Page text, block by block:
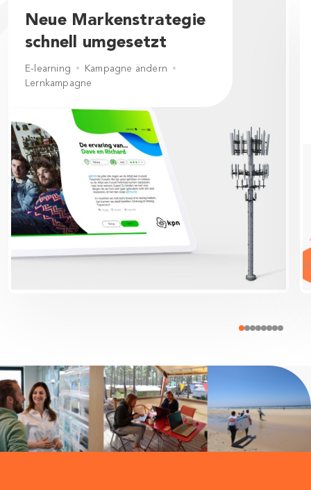
Neue Markenstrategie
schnell umgesetzt
E-learning
Kampagne ändern
Lernkampagne